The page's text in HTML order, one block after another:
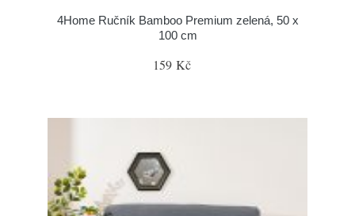
4Home Ručník Bamboo Premium zelená, 50 x
100 cm
159 Kč